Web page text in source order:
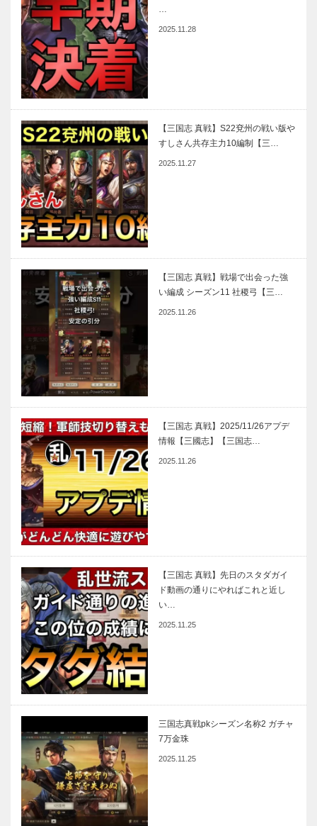
…
2025.11.28
【三国志 真戦】S22兗州の戦い版や
すしさん共存主力10編制【三…
2025.11.27
【三国志 真戦】戦場で出会った強
い編成 シーズン11 社稷弓【三…
2025.11.26
【三国志 真戦】2025/11/26アプデ
情報【三國志】【三国志…
2025.11.26
【三国志 真戦】先日のスタダガイ
ド動画の通りにやればこれと近し
い…
2025.11.25
三国志真戦pkシーズン名称2 ガチャ
7万金珠
2025.11.25